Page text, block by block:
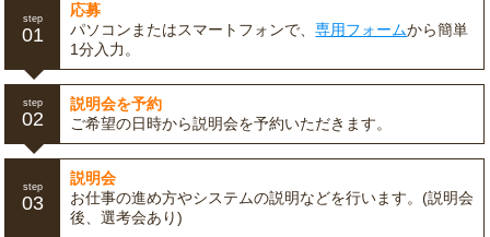
step
01
応募
パソコンまたはスマートフォンで、専用フォームから簡単
1分入力。
step
02
説明会を予約
ご希望の日時から説明会を予約いただきます。
step
03
説明会
お仕事の進め方やシステムの説明などを行います。(説明会
後、選考会あり)